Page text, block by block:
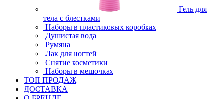
Гель для
тела с блестками
Наборы в пластиковых коробках
Душистая вода
Румяна
Лак для ногтей
Снятие косметики
Наборы в мешочках
ТОП ПРОДАЖ
ДОСТАВКА